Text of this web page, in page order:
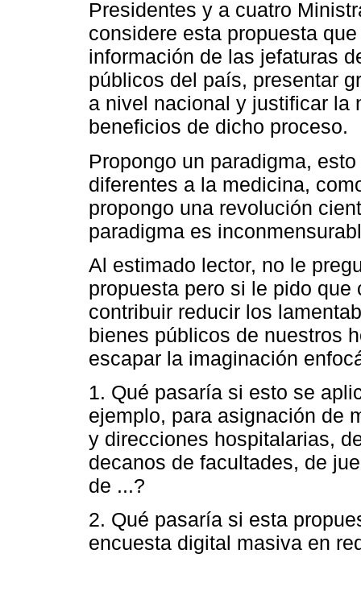
Presidentes y a cuatro
considere esta propuesta
información de las jefaturas
públicos del país, presentar
a nivel nacional y justificar la
beneficios de dicho proceso.
Propongo un paradigma,
diferentes a la medicina,
propongo una revolución
paradigma es
Al estimado lector, no le
propuesta pero si le pido
contribuir reducir los
bienes públicos de nuestros
escapar la imaginación
1. Qué pasaría si esto se
ejemplo, para asignación de
y direcciones hospitalarias,
decanos de facultades, de
de ...?
2. Qué pasaría si esta
encuesta digital masiva en